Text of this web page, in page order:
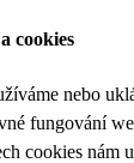
cookies
nebo
fungování
cookies nám